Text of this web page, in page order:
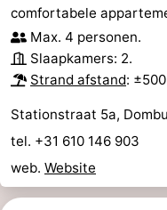
comfortabele
Max. 4 personen.
Slaapkamers: 2.
Strand afstand:
Stationstraat 5a,
tel. +31 610 146 903
web. Website